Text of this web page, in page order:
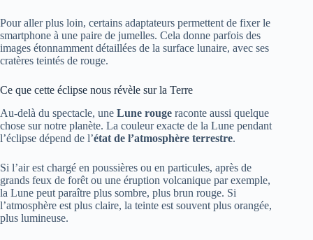
Pour aller plus loin, certains adaptateurs permettent de fixer le
smartphone à une paire de jumelles. Cela donne parfois des
images étonnamment détaillées de la surface lunaire, avec ses
cratères teintés de rouge.
Ce que cette éclipse nous révèle sur la Terre
Au-delà du spectacle, une Lune rouge raconte aussi quelque
chose sur notre planète. La couleur exacte de la Lune pendant
l’éclipse dépend de l’état de l’atmosphère terrestre.
Si l’air est chargé en poussières ou en particules, après de
grands feux de forêt ou une éruption volcanique par exemple,
la Lune peut paraître plus sombre, plus brun rouge. Si
l’atmosphère est plus claire, la teinte est souvent plus orangée,
plus lumineuse.